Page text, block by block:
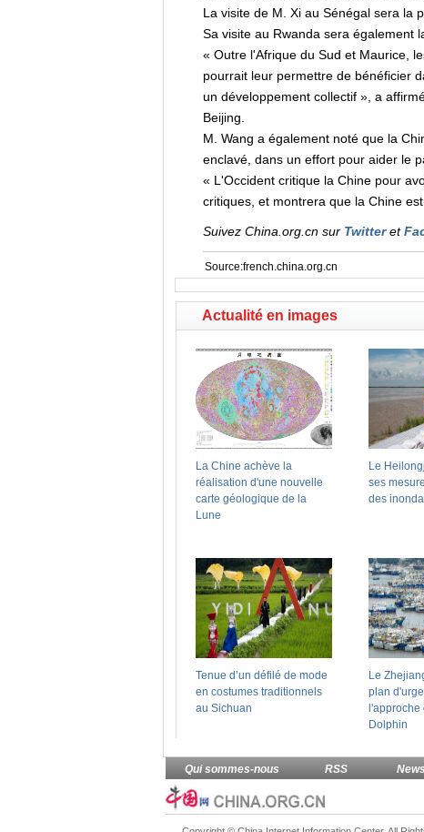
La visite de M. Xi au Sénégal sera la
Sa visite au Rwanda sera également
« Outre l'Afrique du Sud et Maurice,
pourrait leur permettre de bénéficier
un développement collectif », a
Beijing.
M. Wang a également noté que la
enclavé, dans un effort pour aider le
« L'Occident critique la Chine pour
critiques, et montrera que la Chine
Suivez China.org.cn sur Twitteret
Source:french.china.org.cn